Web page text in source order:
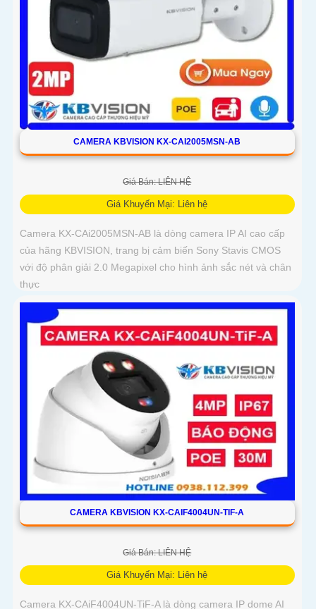
CAMERA KBVISION KX-CAI2005MSN-AB
Giá Bán: LIÊN HỆ
Giá Khuyến Mại: Liên hệ
Camera KX-CAi2005MSN-AB là dòng camera IP AI cao cấp
của hãng KBVISION, trang bị cảm biến Sony Stavis CMOS
với độ phân giải 2.0 Megapixel cho hình ảnh sắc nét và chân
thực
CAMERA KBVISION KX-CAIF4004UN-TIF-A
Giá Bán: LIÊN HỆ
Giá Khuyến Mại: Liên hệ
Camera KX-CAiF4004UN-TiF-A là dòng camera IP dome AI